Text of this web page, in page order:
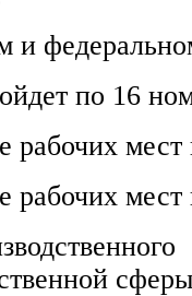
и
по 16
рабочих
рабочих